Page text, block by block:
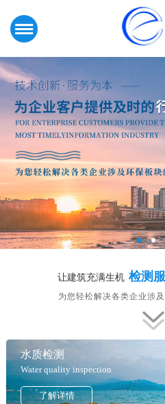
让建筑充满生机 检测
为您轻松解决各类企业涉
水质检测
Water quality inspection
了解详情